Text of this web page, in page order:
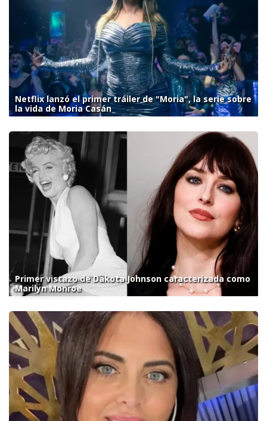
Netflix lanzó el primer tráiler de "Moria", la serie sobre
la vida de Moria Casán
Primer vistazo de Dakota Johnson caracterizada como
Marilyn Monroe